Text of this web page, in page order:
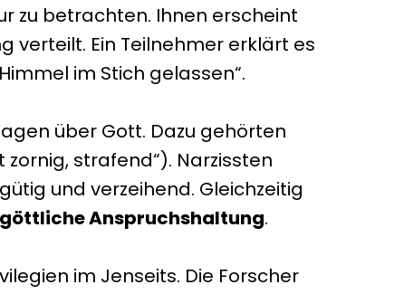
zu betrachten. Ihnen erscheint
verteilt. Ein Teilnehmer erklärt es
im Stich gelassen“.
über Gott. Dazu gehörten
strafend“). Narzissten
und verzeihend. Gleichzeitig
göttliche Anspruchshaltung.
im Jenseits. Die Forscher